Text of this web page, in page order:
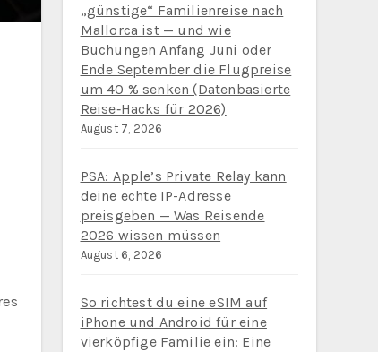
„günstige“ Familienreise nach
Mallorca ist — und wie
Buchungen Anfang Juni oder
Ende September die Flugpreise
um 40 % senken (Datenbasierte
Reise‑Hacks für 2026)
August 7, 2026
PSA: Apple’s Private Relay kann
deine echte IP-Adresse
preisgeben — Was Reisende
2026 wissen müssen
August 6, 2026
So richtest du eine eSIM auf
iPhone und Android für eine
vierköpfige Familie ein: Eine